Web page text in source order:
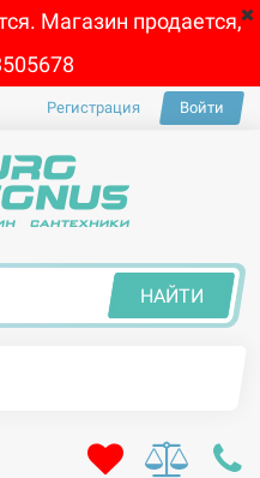
Магазин продается,
Регистрация Войти
НАЙТИ